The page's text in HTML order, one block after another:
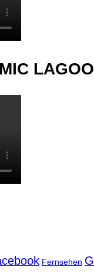
Fernsehen